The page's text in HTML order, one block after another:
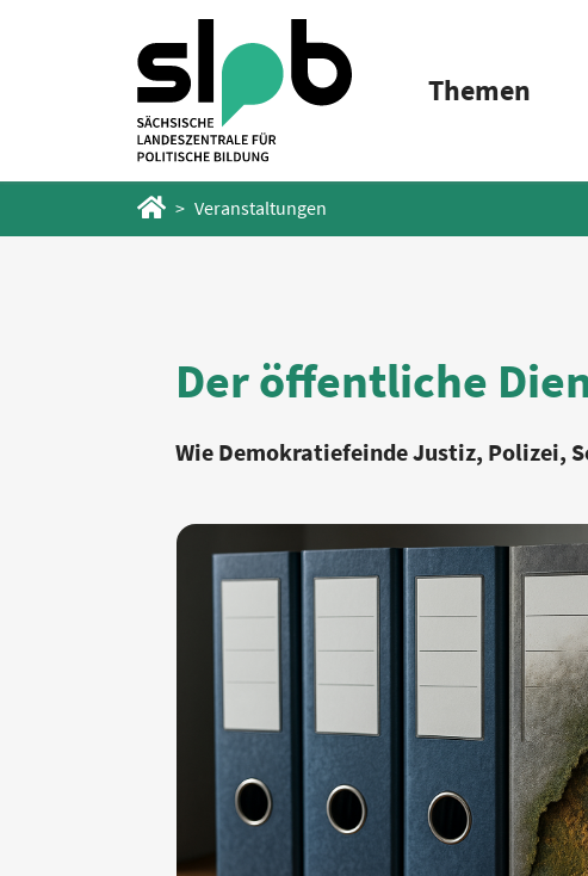
Themen
Startseite
Veranstaltungen
Der öffentliche
Wie Demokratiefeinde Justiz, Polizei,